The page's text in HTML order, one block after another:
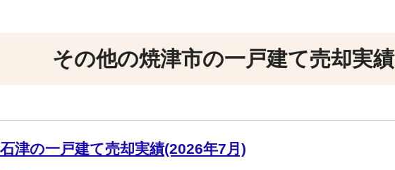
その他の焼津市の一戸建て売却実績
津の一戸建て売却実績(2026年7月)